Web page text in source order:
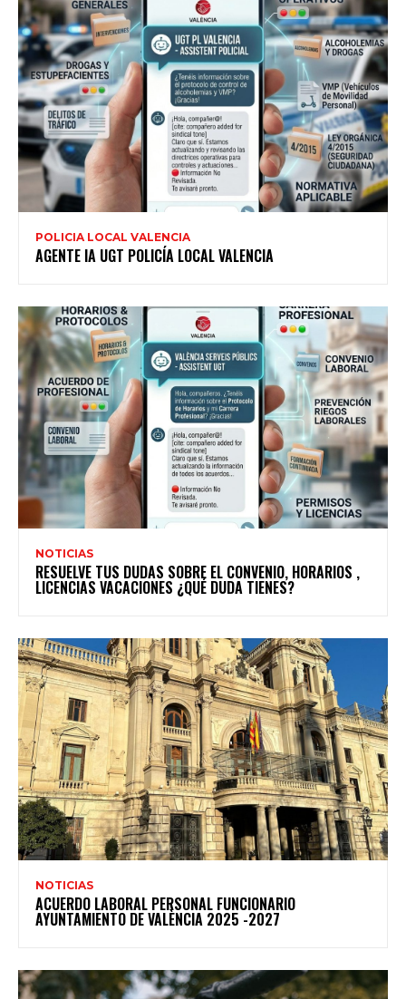
POLICIA LOCAL VALENCIA
AGENTE IA UGT POLICÍA LOCAL VALENCIA
NOTICIAS
RESUELVE TUS DUDAS SOBRE EL CONVENIO, HORARIOS ,
LICENCIAS VACACIONES ¿QUÉ DUDA TIENES?
NOTICIAS
ACUERDO LABORAL PERSONAL FUNCIONARIO
AYUNTAMIENTO DE VALÈNCIA 2025 -2027